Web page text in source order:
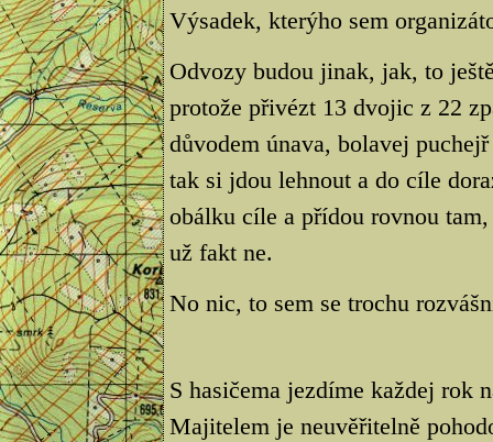
Výsadek, kterýho sem
Odvozy budou jinak, jak, to
protože přivézt 13 dvojic z 22
důvodem únava, bolavej
tak si jdou lehnout a do cíle
obálku cíle a přídou rovnou
už fakt ne.
No nic, to sem se trochu
S hasičema jezdíme každej rok
Majitelem je neuvěřitelně